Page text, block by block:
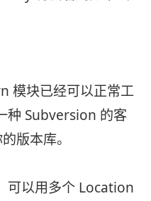
模块已经可以正常工
种 Subversion 的客
版本库。
可以用多个 Location